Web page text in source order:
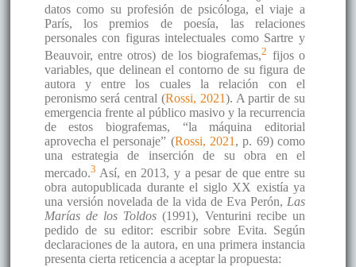
datos como su profesión de psicóloga, el viaje a
París, los premios de poesía, las relaciones
personales con figuras intelectuales como Sartre y
Beauvoir, entre otros) de los biografemas,2 fijos o
variables, que delinean el contorno de su figura de
autora y entre los cuales la relación con el
peronismo será central (Rossi, 2021). A partir de su
emergencia frente al público masivo y la recurrencia
de estos biografemas, “la máquina editorial
aprovecha el personaje” (Rossi, 2021 , p. 69) como
una estrategia de inserción de su obra en el
mercado.3 Así, en 2013, y a pesar de que entre su
obra autopublicada durante el siglo XX existía ya
una versión novelada de la vida de Eva Perón, Las
Marías de los Toldos(1991), Venturini recibe un
pedido de su editor: escribir sobre Evita. Según
declaraciones de la autora, en una primera instancia
presenta cierta reticencia a aceptar la propuesta: